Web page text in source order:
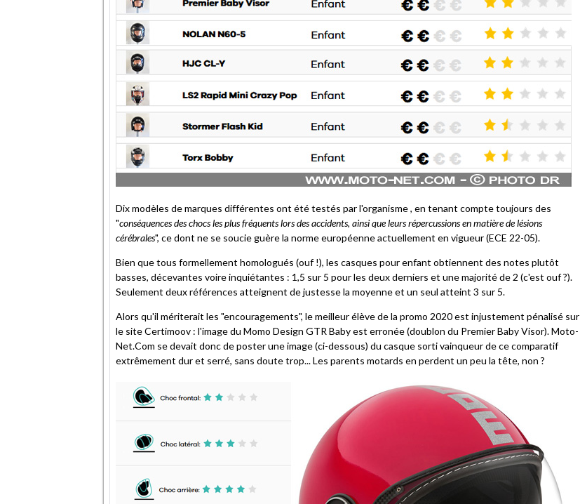
Dix modèles de marques différentes ont été testés par l'organisme , en tenant compte toujours des
"conséquences des chocs les plus fréquents lors des accidents, ainsi que leurs répercussions en matière de lésions
cérébrales", ce dont ne se soucie guère la norme européenne actuellement en vigueur (ECE 22-05).
Bien que tous formellement homologués (ouf !), les casques pour enfant obtiennent des notes plutôt
basses, décevantes voire inquiétantes : 1,5 sur 5 pour les deux derniers et une majorité de 2 (c'est ouf ?).
Seulement deux références atteignent de justesse la moyenne et un seul atteint 3 sur 5.
Alors qu'il mériterait les "encouragements", le meilleur élève de la promo 2020 est injustement pénalisé sur
le site Certimoov : l'image du Momo Design GTR Baby est erronée (doublon du Premier Baby Visor). Moto-
Net.Com se devait donc de poster une image (ci-dessous) du casque sorti vainqueur de ce comparatif
extrêmement dur et serré, sans doute trop... Les parents motards en perdent un peu la tête, non ?